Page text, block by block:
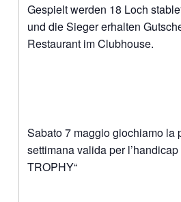
Gespielt werden 18 Loch
und die Sieger erhalten
Restaurant im Clubhouse.
Sabato 7 maggio giochiamo la
settimana valida per
TROPHY“